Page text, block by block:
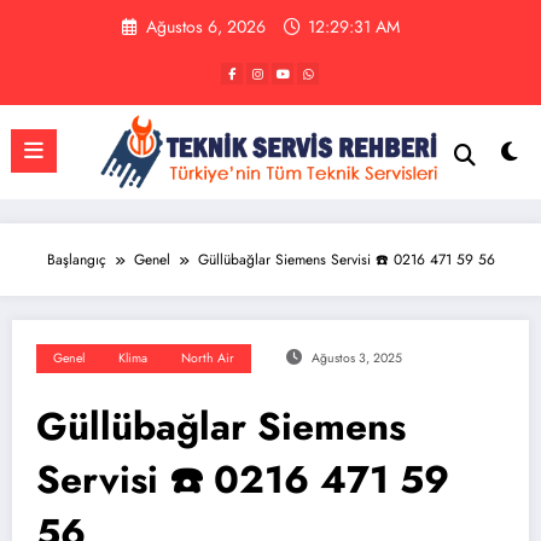
Ağustos 6, 2026 12:29:32 AM
Başlangıç Genel Güllübağlar Siemens Servisi ☎️ 0216 471 59 56
Genel Klima North Air Ağustos 3, 2025
Güllübağlar Siemens
Servisi ☎️ 0216 471 59